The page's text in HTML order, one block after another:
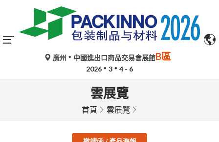
廣州 中國進出口商品交易會展館B區
2026 3 4 - 6
雲展覽
首頁 雲展覽